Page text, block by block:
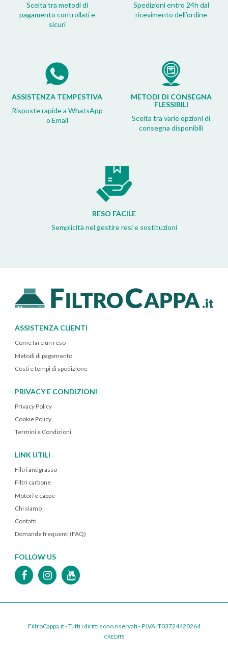
Scelta tra metodi di
pagamento controllati e
sicuri
Spedizioni entro 24h dal
ricevimento dell’ordine
ASSISTENZA TEMPESTIVA
Risposte rapide a WhatsApp
o Email
METODI DI CONSEGNA
FLESSIBILI
Scelta tra varie opzioni di
consegna disponibili
RESO FACILE
Semplicità nel gestire resi e sostituzioni
ASSISTENZA CLIENTI
Come fare un reso
Metodi di pagamento
Costi e tempi di spedizione
PRIVACY E CONDIZIONI
Privacy Policy
Cookie Policy
Termini e Condizioni
LINK UTILI
Filtri antigrasso
Filtri carbone
Motori e cappe
Chi siamo
Contatti
Domande frequenti (FAQ)
FOLLOW US
FiltroCappa.it - Tutti i diritti sono riservati - P.IVA IT03724420264
CREDITS